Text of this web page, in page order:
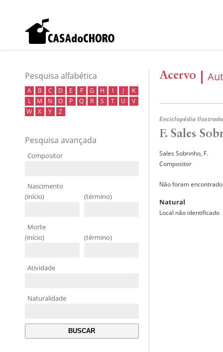
Pesquisa alfabética
A B C D E F G H I J
K
L
M N O P Q R S T U
V
W
X Y Z
Pesquisa avançada
Compositor
Nascimento
(início)
(término)
Morte
(início)
(término)
Atividade
Naturalidade
Acervo
Enciclopédia Ilustrada
F. Sales
Sales Sobrinho, F.
Compositor
Não foram
Natural
Local não identificado